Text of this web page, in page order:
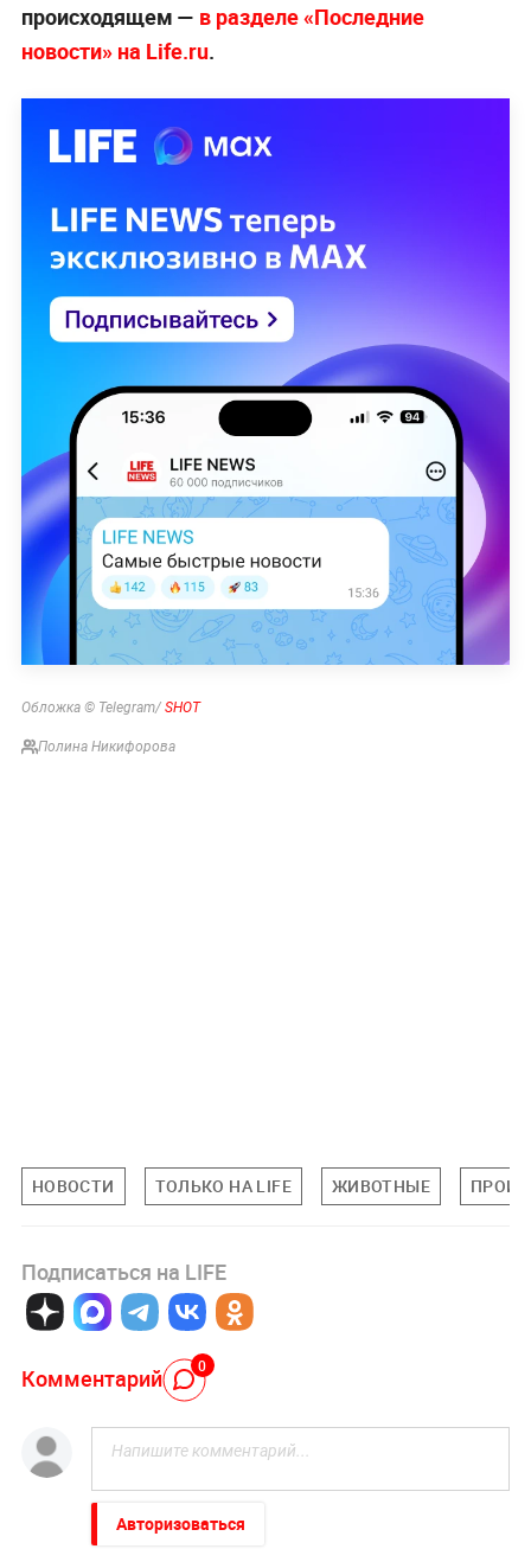
происходящем — в разделе «Последние
новости» на Life.ru.
Обложка © Telegram/ SHOT
Полина Никифорова
НОВОСТИ ТОЛЬКО НА LIFE ЖИВОТНЫЕ
Подписаться на LIFE
Комментарий 0
Авторизоваться